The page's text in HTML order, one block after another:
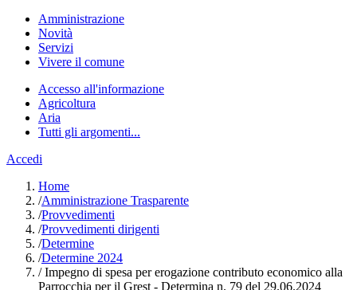
Amministrazione
Novità
Servizi
Vivere il comune
Accesso all'informazione
Agricoltura
Aria
Tutti gli argomenti...
Accedi
Home
/Amministrazione Trasparente
/Provvedimenti
/Provvedimenti dirigenti
/Determine
/Determine 2024
/Impegno di spesa per erogazione contributo economico alla
Parrocchia per il Grest - Determina n. 79 del 29.06.2024